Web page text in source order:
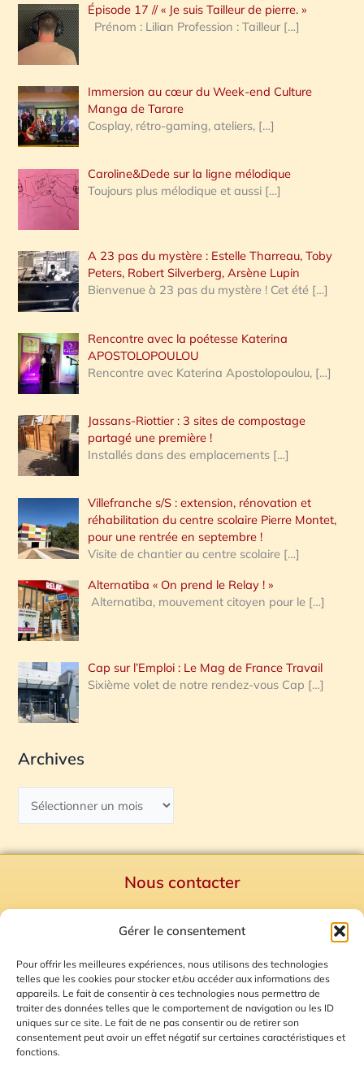
Gérer le consentement
Pour offrir les meilleures expériences, nous utilisons des technologies
telles que les cookies pour stocker et/ou accéder aux informations des
appareils. Le fait de consentir à ces technologies nous permettra de
traiter des données telles que le comportement de navigation ou les ID
uniques sur ce site. Le fait de ne pas consentir ou de retirer son
consentement peut avoir un effet négatif sur certaines caractéristiques et
fonctions.
h
e
:
Épisode 17 // « Je suis Tailleur de pierre. »
Prénom : Lilian Profession : Tailleur […]
Immersion au cœur du Week-end Culture
Manga de Tarare
Cosplay, rétro-gaming, ateliers, […]
Caroline&Dede sur la ligne mélodique
Toujours plus mélodique et aussi […]
A 23 pas du mystère : Estelle Tharreau, Toby
Peters, Robert Silverberg, Arsène Lupin
Bienvenue à 23 pas du mystère ! Cet été […]
Rencontre avec la poétesse Katerina
APOSTOLOPOULOU
Rencontre avec Katerina Apostolopoulou, […]
Jassans-Riottier : 3 sites de compostage
partagé une première !
Installés dans des emplacements […]
Villefranche s/S : extension, rénovation et
réhabilitation du centre scolaire Pierre Montet,
pour une rentrée en septembre !
Visite de chantier au centre scolaire […]
Alternatiba « On prend le Relay ! »
Alternatiba, mouvement citoyen pour le […]
Cap sur l’Emploi : Le Mag de France Travail
Sixième volet de notre rendez-vous Cap […]
Archives
Nous contacter
Mentions Légales
Plan du site
Gestion des Cookies